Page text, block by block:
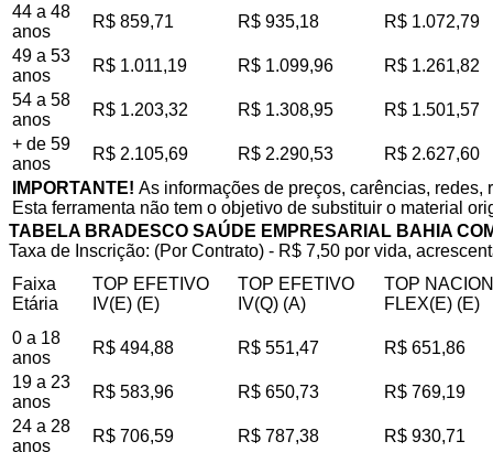
44 a 48
anos
R$ 859,71 R$ 935,18 R$ 1.072,79
49 a 53
anos
R$ 1.011,19 R$ 1.099,96 R$ 1.261,82
54 a 58
anos
R$ 1.203,32 R$ 1.308,95 R$ 1.501,57
+ de 59
anos
R$ 2.105,69 R$ 2.290,53 R$ 2.627,60
IMPORTANTE! As informações de preços, carências,
Esta ferramenta não tem o objetivo de substituir o material
TABELA BRADESCO SAÚDE EMPRESARIAL BAHIA
Taxa de Inscrição: (Por Contrato) - R$ 7,50 por vida,
Faixa
Etária
TOP EFETIVO
IV(E) (E)
TOP EFETIVO
IV(Q) (A)
TOP
FLEX(E) (E)
0 a 18
anos
R$ 494,88 R$ 551,47 R$ 651,86
19 a 23
anos
R$ 583,96 R$ 650,73 R$ 769,19
24 a 28
anos
R$ 706,59 R$ 787,38 R$ 930,71